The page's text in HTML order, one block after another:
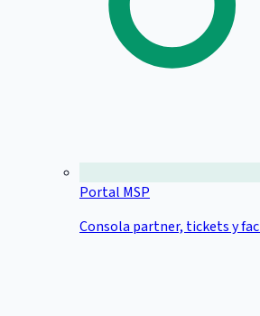
Portal MSP
Consola partner, tickets y